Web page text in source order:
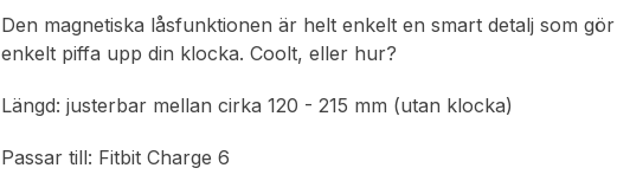
Den magnetiska låsfunktionen är helt enkelt en smart detalj som
enkelt piffa upp din klocka. Coolt, eller hur?
Längd: justerbar mellan cirka 120 - 215 mm (utan klocka)
Passar till: Fitbit Charge 6